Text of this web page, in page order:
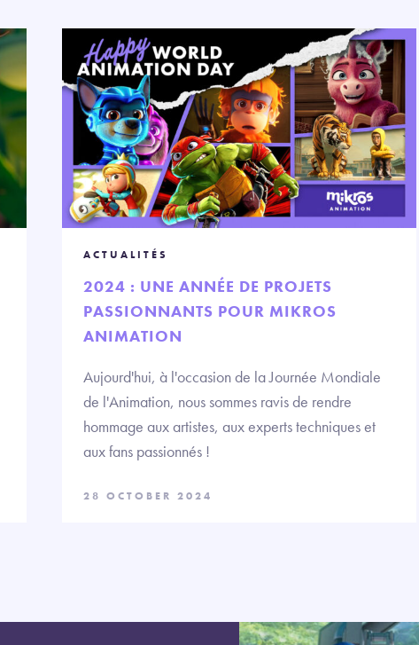
ACTUALITÉS
2024 : UNE ANNÉE DE PROJETS
PASSIONNANTS POUR MIKROS
ANIMATION
Aujourd'hui, à l'occasion de la Journée Mondiale
de l'Animation, nous sommes ravis de rendre
hommage aux artistes, aux experts techniques et
aux fans passionnés !
28 OCTOBER 2024